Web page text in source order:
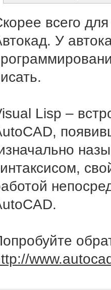
всего
У
Lisp –